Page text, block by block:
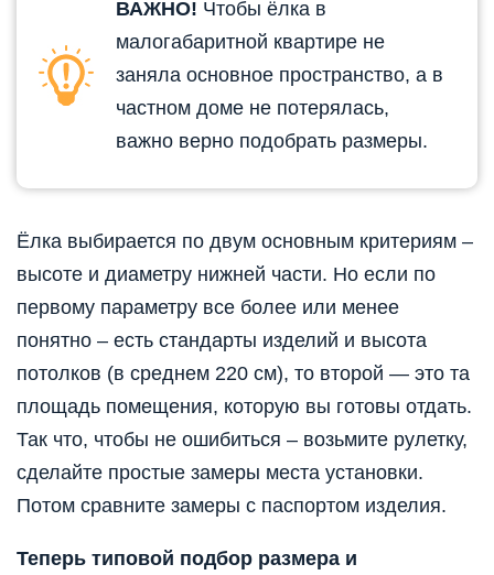
ВАЖНО! Чтобы ёлка в
малогабаритной квартире не
заняла основное пространство, а в
частном доме не потерялась,
важно верно подобрать размеры.
Ёлка выбирается по двум основным критериям –
высоте и диаметру нижней части. Но если по
первому параметру все более или менее
понятно – есть стандарты изделий и высота
потолков (в среднем 220 см), то второй — это та
площадь помещения, которую вы готовы отдать.
Так что, чтобы не ошибиться – возьмите рулетку,
сделайте простые замеры места установки.
Потом сравните замеры с паспортом изделия.
Теперь типовой подбор размера и